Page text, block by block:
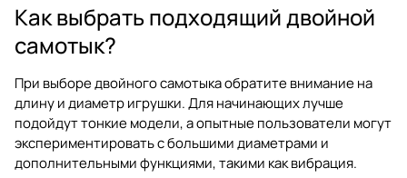
Как выбрать подходящий двойной
самотык?
При выборе двойного самотыка обратите внимание на
длину и диаметр игрушки. Для начинающих лучше
подойдут тонкие модели, а опытные пользователи могут
экспериментировать с большими диаметрами и
дополнительными функциями, такими как вибрация.